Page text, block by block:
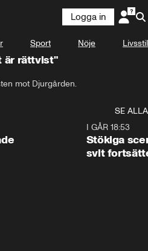
Logga in
Sport Nöje Livsstil
är rättvist"
mot Djurgården.
SE ALLA
I GÅR 18:53
Stökiga
svit